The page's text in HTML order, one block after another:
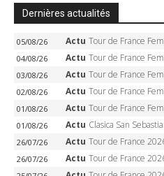
Dernières actualités
05/08/26 Actu Tour de France Femmes 2026, étape 5 – Demi Vollering
04/08/26 Actu Tour de France Femmes 2026, étape 4 – Marlen
03/08/26 Actu Tour de France Femmes 2026, étape 3 – Sigrid
02/08/26 Actu Tour de France Femmes 2026, étape 2 – Lorena
01/08/26 Actu Tour de France Femmes 2026, étape 1 – Lorena
01/08/26 Actu Clasica San Sebastian 2026 – Evenepoel
26/07/26 Actu Tour de France 2026 – Van der Poel
26/07/26 Actu Tour de France 2026 – Étape 21 : Van der Poel,